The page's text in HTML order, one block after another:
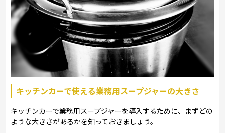
キッチンカーで使える業務用スープジャーの大きさ
キッチンカーで業務用スープジャーを導入するために、まずどの
ような大きさがあるかを知っておきましょう。